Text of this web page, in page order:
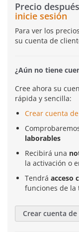
Precio
inicie sesión
Para ver los
su cuenta de
¿Aún no tiene
Cree ahora su
rápida y sencilla:
Crear cuenta
laborables
Recibirá una
la activación o
Tendrá acceso
funciones de la
Crear cuenta